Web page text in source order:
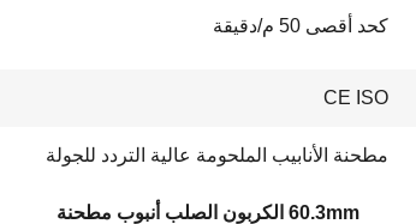
كحد أقصى 50 م/دقيقة
CE ISO
مطحنة الأنابيب الملحومة عالية التردد للجولة
60.3mm الكربون الصلب أنبوب مطحنة